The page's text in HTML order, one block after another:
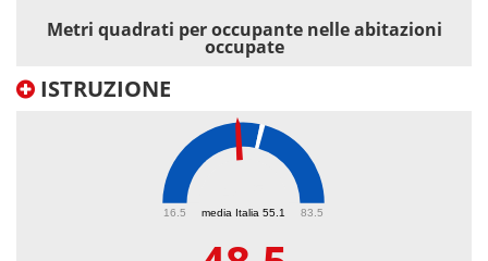
Metri quadrati per occupante nelle abitazioni
occupate
ISTRUZIONE
media Italia 55.1
16.5 83.5